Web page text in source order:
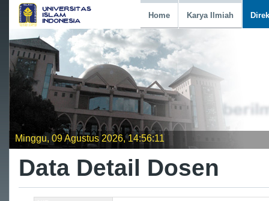
Home Karya Ilmiah
Minggu, 09 Agustus 2026, 14:56:11
Data Detail Dosen